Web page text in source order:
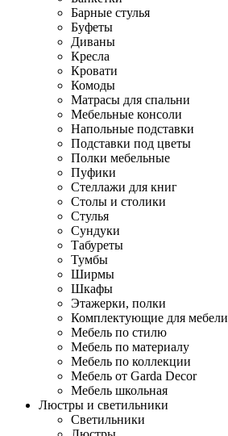
Барные стулья
Буфеты
Диваны
Кресла
Кровати
Комоды
Матрасы для спальни
Мебельные консоли
Напольные подставки
Подставки под цветы
Полки мебельные
Пуфики
Стеллажи для книг
Столы и столики
Стулья
Сундуки
Табуреты
Тумбы
Ширмы
Шкафы
Этажерки, полки
Комплектующие для мебели
Мебель по стилю
Мебель по материалу
Мебель по коллекции
Мебель от Garda Decor
Мебель школьная
Люстры и светильники
Светильники